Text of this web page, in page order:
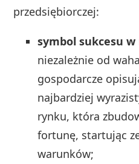
przedsiębiorczej:
symbol sukcesu
niezależnie od
gospodarcze
najbardziej
rynku, która
fortunę, startując
warunków;